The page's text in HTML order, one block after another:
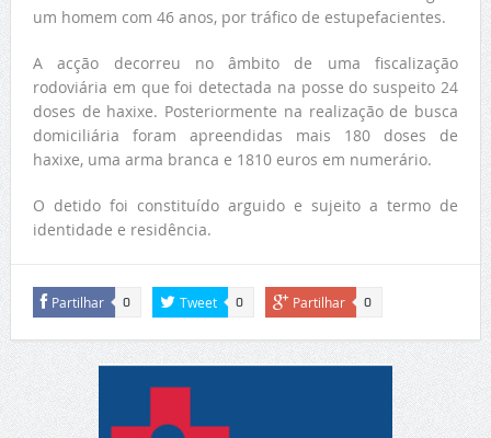
um homem com 46 anos, por tráfico de estupefacientes.
A acção decorreu no âmbito de uma fiscalização
rodoviária em que foi detectada na posse do suspeito 24
doses de haxixe. Posteriormente na realização de busca
domiciliária foram apreendidas mais 180 doses de
haxixe, uma arma branca e 1810 euros em numerário.
O detido foi constituído arguido e sujeito a termo de
identidade e residência.
Partilhar 0 Tweet 0 Partilhar 0